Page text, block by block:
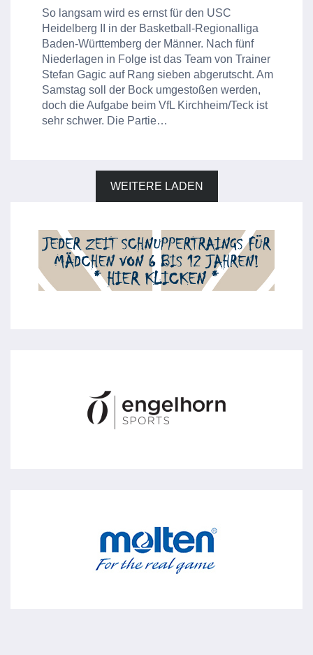
So langsam wird es ernst für den USC
Heidelberg II in der Basketball-Regionalliga
Baden-Württemberg der Männer. Nach fünf
Niederlagen in Folge ist das Team von Trainer
Stefan Gagic auf Rang sieben abgerutscht. Am
Samstag soll der Bock umgestoßen werden,
doch die Aufgabe beim VfL Kirchheim/Teck ist
sehr schwer. Die Partie…
WEITERE LADEN